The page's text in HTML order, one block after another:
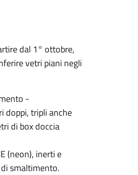
dal 1° ottobre,
vetri piani negli
-
doppi, tripli anche
di box doccia
(neon), inerti e
smaltimento.